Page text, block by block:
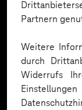
Partnern
Weitere
durch
Widerrufs